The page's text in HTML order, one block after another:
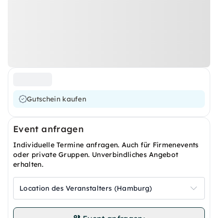
Gutschein kaufen
Event anfragen
Individuelle Termine anfragen. Auch für Firmenevents
oder private Gruppen. Unverbindliches Angebot
erhalten.
Location des Veranstalters (Hamburg)